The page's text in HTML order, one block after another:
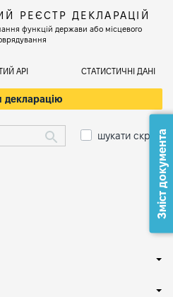
РЕЄСТР ДЕКЛАРАЦІЙ
функцій держави або місцевого
АРІ СТАТИСТИЧНІ ДАНІ
декларацію
шукати скрізьЗміст документа